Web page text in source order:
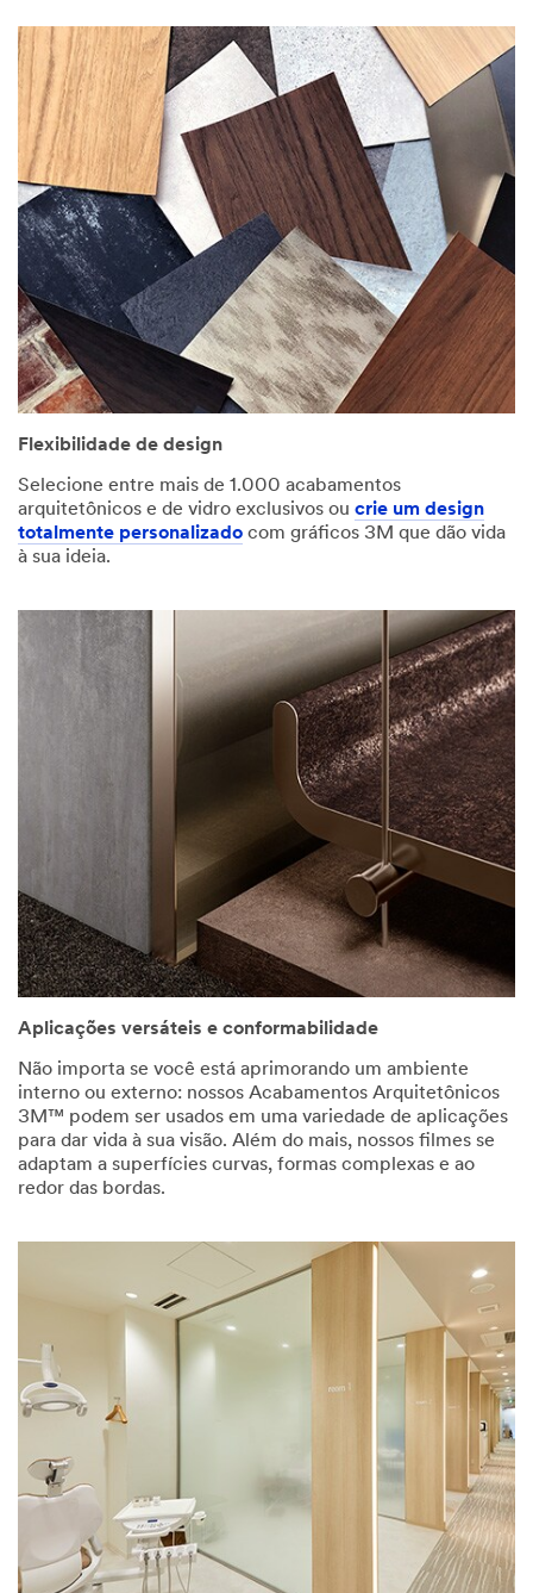
Flexibilidade de design
Selecione entre mais de 1.000 acabamentos
arquitetônicos e de vidro exclusivos ou crie um design
totalmente personalizado com gráficos 3M que dão vida
à sua ideia.
Aplicações versáteis e conformabilidade
Não importa se você está aprimorando um ambiente
interno ou externo: nossos Acabamentos Arquitetônicos
3M™ podem ser usados em uma variedade de aplicações
para dar vida à sua visão. Além do mais, nossos filmes se
adaptam a superfícies curvas, formas complexas e ao
redor das bordas.